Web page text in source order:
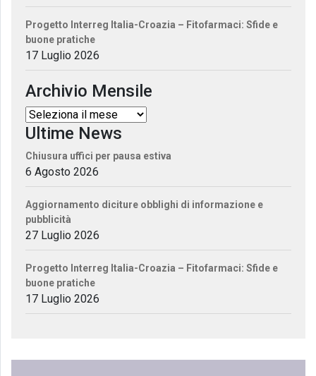
Progetto Interreg Italia-Croazia – Fitofarmaci: Sfide e
buone pratiche
17 Luglio 2026
Archivio Mensile
Ultime News
Chiusura uffici per pausa estiva
6 Agosto 2026
Aggiornamento diciture obblighi di informazione e
pubblicità
27 Luglio 2026
Progetto Interreg Italia-Croazia – Fitofarmaci: Sfide e
buone pratiche
17 Luglio 2026